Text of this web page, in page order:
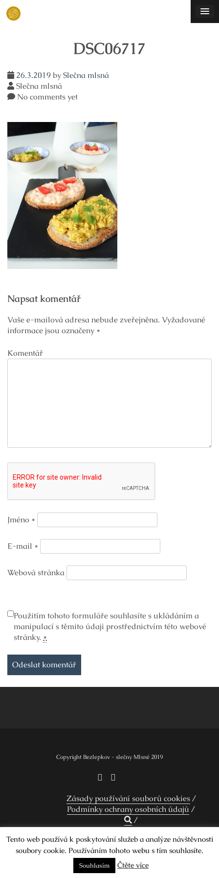
Skip
DSC06717
26.3.2019bySlečna mlsná
Slečna mlsná
No comments yet
pro
příspěvek
Napsat komentář
Vaše e-mailová adresa nebude zveřejněna. Vyžadované
informace jsou označeny *
Komentář
Jméno *
E-mail *
Webová stránka
Použitím tohoto formuláře souhlasíte s ukládáním a
manipulací s těmito údaji prostřednictvím této webové
stránky. *
Copyright Bezlepkov - slečny Mlsné 2019
Zásady používání souborů cookies
Podmínky ochrany osobních údajů
Design by Smartcat
Tento web používá k poskytování služeb a analýze návštěvnosti
soubory cookie. Používáním tohoto webu s tím souhlasíte.
Souhlasím Čtěte více